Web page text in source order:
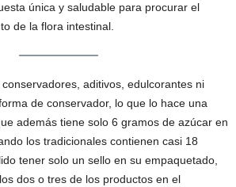
única y saludable para procurar el
de la flora intestinal.
aditivos, edulcorantes ni
de conservador, lo que lo hace una
además tiene solo 6 gramos de azúcar en
los tradicionales contienen casi 18
tener solo un sello en su empaquetado,
dos o tres de los productos en el